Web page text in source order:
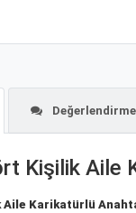
Kişilik Aile
Karikatürlü